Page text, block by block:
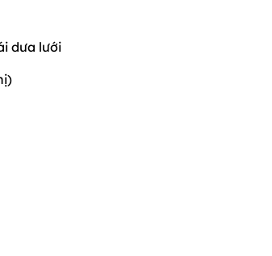
dưa lưới